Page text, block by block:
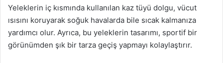
Yeleklerin iç kısmında kullanılan kaz tüyü dolgu, vücut
ısısını koruyarak soğuk havalarda bile sıcak kalmanıza
yardımcı olur. Ayrıca, bu yeleklerin tasarımı, sportif bir
görünümden şık bir tarza geçiş yapmayı kolaylaştırır.